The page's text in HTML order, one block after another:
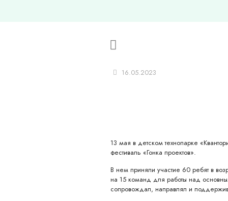
16.05.2023
13 мая в детском технопарке
фестиваль «Гонка проектов».
В нем приняли участие 60 ребят в
на 15 команд для работы над
сопровождал, направлял и